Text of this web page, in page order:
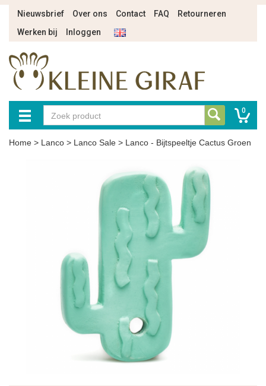
Nieuwsbrief Over ons Contact FAQ
Retourneren
Werken bij
Inloggen
0
Home > Lanco > Lanco Sale > Lanco - Bijtspeeltje Cactus Groen